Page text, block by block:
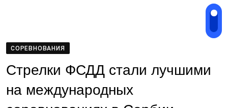
СОРЕВНОВАНИЯ
Стрелки ФСДД стали лучшими
на международных